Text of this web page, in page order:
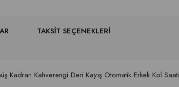
TAKSIT SEÇENEKLERI
Kadran Kahverengi Deri Kayış Otomatik Erkek Kol Saati